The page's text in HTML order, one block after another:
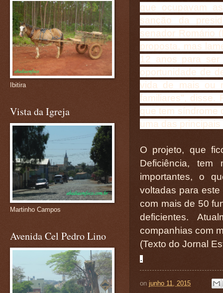
que ocupavam
sanção da
senador Romário
proposta, mas
12 anos para
oportunidade de
vida de mais ou
familiares", disse.
que tem síndrome
uma das
O projeto, que
Deficiência,
importantes, o
voltadas para
com mais de 50
deficientes.
companhias com
(Texto do Jornal
.
on junho 11, 2015
Ibitira
Vista da Igreja
Martinho Campos
Avenida Cel Pedro Lino